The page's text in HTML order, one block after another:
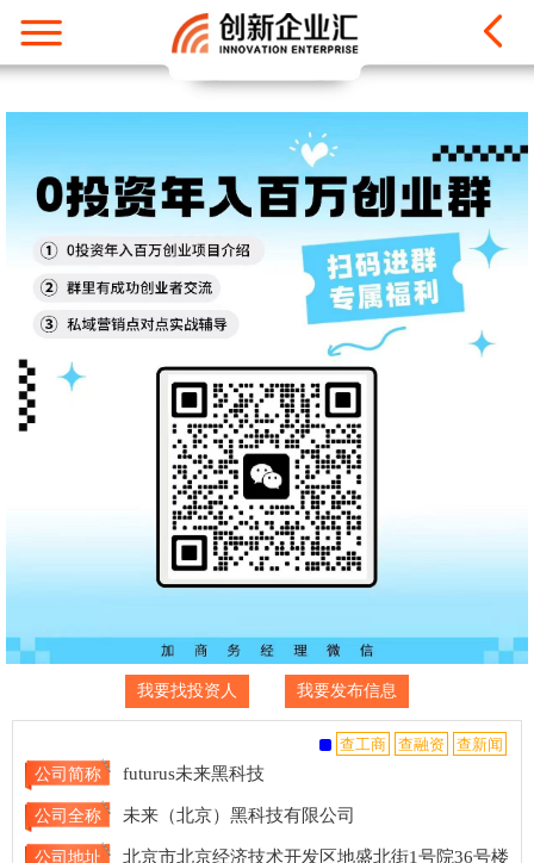
我要找投资人 我要发布信息
公司简称 futurus未来黑科技
公司全称 未来（北京）黑科技有限公司
公司地址
北京市北京经济技术开发区地盛北街1号院36号楼